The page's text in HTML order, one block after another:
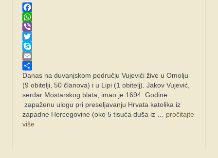
Facebook
WhatsApp
Viber
Twitter
Skype
Email
Share
Danas na duvanjskom području Vujevići žive u Omolju
(9 obitelji, 50 članova) i u Lipi (1 obitelj). Jakov Vujević,
serdar Mostarskog blata, imao je 1694. Godine
zapaženu ulogu pri preseljavanju Hrvata katolika iz
zapadne Hercegovine (oko 5 tisuća duša iz … pročitajte
više